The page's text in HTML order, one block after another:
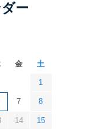
ー
金 土
1
7 8
14 15